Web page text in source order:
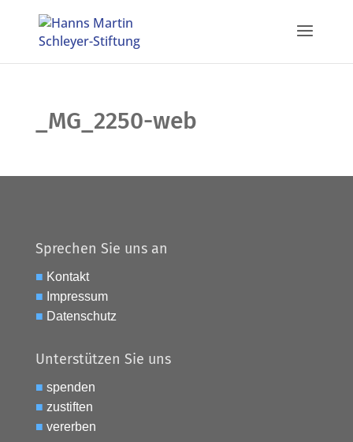
_MG_2250-web
Sprechen Sie uns an
■ Kontakt
■ Impressum
■ Datenschutz
Unterstützen Sie uns
■ spenden
■ zustiften
■ vererben